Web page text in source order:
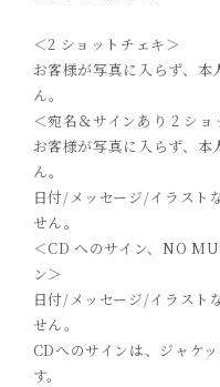
＜2 ショットチェキ＞
お客様が写真に 入らず、 本
ん。
＜宛名＆サインあり 2 ショ
お客様が写真に 入らず、 本
ん。
日付/ メッセージ/イラスト
せん。
＜CD へのサイン、NO
ン＞
日付/ メッセージ/イラスト
せん。
CDへのサインは、ジャケ
す。